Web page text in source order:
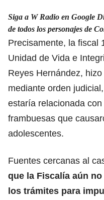
Siga a W Radio en Google
de todos los personajes de
Precisamente, la fiscal
Unidad de Vida e
Reyes Hernández,
mediante orden
estaría relacionada
frambuesas que
adolescentes.
Fuentes cercanas al
que la Fiscalía aún
los trámites para